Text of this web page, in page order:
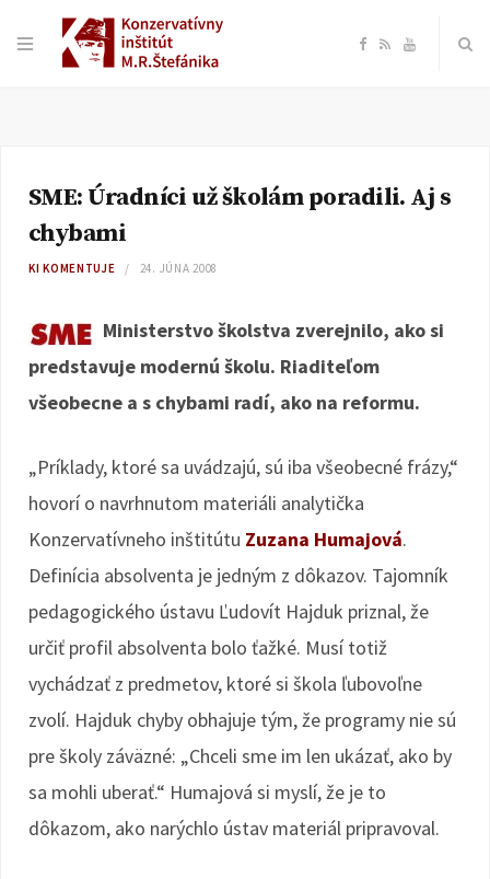
F
e
o
R Y
T
SME: Úradníci už školám poradili. Aj s
chybami
KI KOMENTUJE 24. JÚNA 2008
Ministerstvo školstva zverejnilo, ako si
predstavuje modernú školu. Riaditeľom
všeobecne a s chybami radí, ako na reformu.
„Príklady, ktoré sa uvádzajú, sú iba všeobecné frázy,“
hovorí o navrhnutom materiáli analytička
Konzervatívneho inštitútu Zuzana Humajová.
Definícia absolventa je jedným z dôkazov. Tajomník
pedagogického ústavu Ľudovít Hajduk priznal, že
určiť profil absolventa bolo ťažké. Musí totiž
vychádzať z predmetov, ktoré si škola ľubovoľne
zvolí. Hajduk chyby obhajuje tým, že programy nie sú
pre školy záväzné: „Chceli sme im len ukázať, ako by
sa mohli uberať.“ Humajová si myslí, že je to
dôkazom, ako narýchlo ústav materiál pripravoval.